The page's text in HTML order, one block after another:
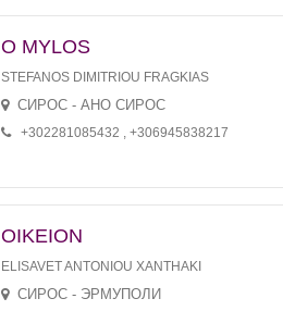
O MYLOS
STEFANOS DIMITRIOU FRAGKIAS
СИРОС - АНО СИРОС
+302281085432 , +306945838217
OIKEION
ELISAVET ANTONIOU XANTHAKI
СИРОС - ЭРМУПОЛИ